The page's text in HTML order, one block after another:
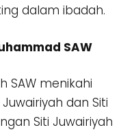
dalam ibadah.
SAW
SAW menikahi
dan Siti
Siti Juwairiyah